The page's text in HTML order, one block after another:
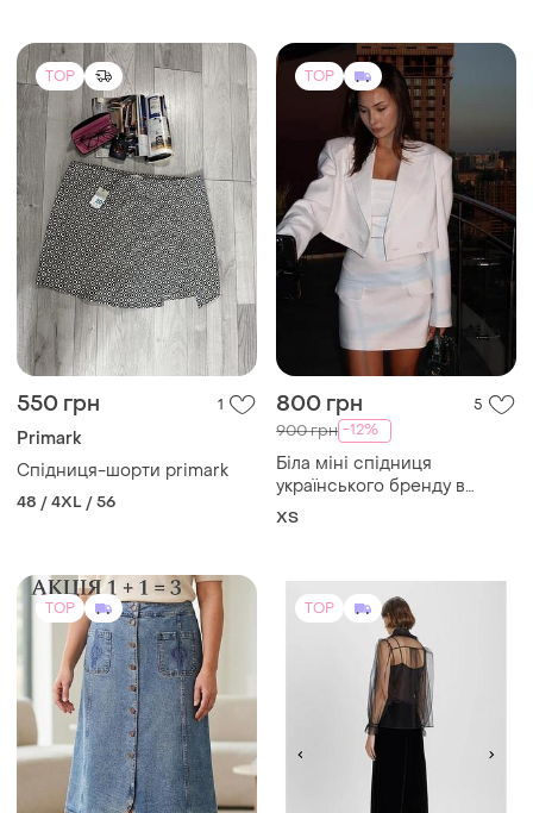
TOP
550 грн 1
Primark
Спідниця-шорти primark
48 / 4XL / 56
TOP
800 грн 5
900 грн -12%
Біла міні спідниця
українського бренду в
розмірі хс
ХS
TOP TOP